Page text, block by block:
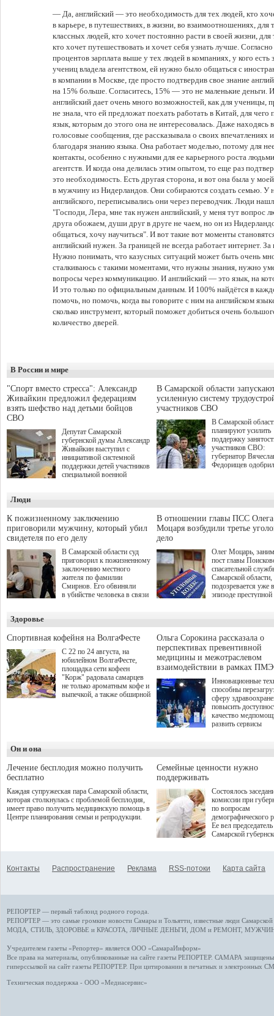
— Да, английский — это необходимость для тех людей, кто
в карьере, в путешествиях, в жизни, во взаимоотношениях, для
классных людей, кто хочет постоянно расти в своей жизни,
кто хочет путешествовать и хочет себя узнать лучше.
процентов зарплата выше у тех людей в компаниях, у кого есть
учениц владела агентством, ей нужно было общаться с
в компании в Москве, где просто подтвердив свое знание
на 15% больше. Согласитесь, 15% — это не маленькие деньги.
английский дает очень много возможностей, как для ученицы,
не знала, что ей предложат поехать работать в Китай, для чего
язык, которым до этого она не интересовалась. Даже находясь
голосовые сообщения, где рассказывала о своих
благодаря знанию языка. Она работает моделью, потому для
контакты, особенно с нужными для ее карьерного роста
агентств. И когда она делилась этим опытом, то еще раз
это необходимость. Есть другая сторона, и вот она была у
в мужчину из Нидерландов. Они собираются создать семью. У
английского, переписывались они через переводчик. Люди
"Господи, Лера, мне так нужен английский, у меня тут вопрос
друга обожаем, души друг в друге не чаем, но он из
общаться, хочу научиться". И вот такие вот моменты
английский нужен. За границей не всегда работает интернет.
Нужно понимать, что казусных ситуаций может быть очень
сталкиваюсь с такими моментами, что нужны знания, нужно
вопросы через коммуникацию. И английский — это язык, на
И это только по официальным данным. И 100% найдётся в
помочь, но помочь, когда вы говорите с ним на английском
сколько инструмент, который поможет добиться очень
количество дверей.
В России и мире
"Спорт вместо стресса": Александр
Живайкин предложил федерациям
взять шефство над детьми бойцов
СВО
Депутат Самарской
губернской думы Александр
Живайкин выступил с
инициативой системной
поддержки детей участников
специальной военной
"Помощь фронту и семьям
участников СВО", которая
прошла в Отрадном 7
августа.
В Самарской области
усиленную систему
участников СВО
В Самарской
планируют усилить
поддержку
участников СВО:
губернатор
Федорищев
на трудоустройство
спокойную
мирной жизни.
Люди
К пожизненному заключению
приговорили мужчину, который убил
свидетеля по его делу
В Самарской области суд
приговорил к пожизненному
заключению местного
жителя по фамилии
Смирнов. Его обвиняли
в убийстве человека в связи
В отношении главы ПСС Олега
Моцаря возбудили третье
дело
Олег Моцарь,
пост главы
спасательной
Самарской области,
подозревается уже
эпизоде преступной
а сам он
Здоровье
Спортивная кофейня на ВолгаФесте
С 22 по 24 августа, на
юбилейном ВолгаФесте,
площадка сети кофеен
"Корж" радовала самарцев
не только ароматным кофе и
выпечкой, а также обширной
Ольга Сорокина рассказала о
перспективах превентивной
медицины и межотраслевом
взаимодействии в рамках
Инновационные
способны
сферу
повысить
качество
развить сервисы
определенными
К ним можно
возникающие при
данными
более динамичного
проникновения
сегмент
отраслевое
рассказала Ольга
ходе сессии
качества жизни" в
ПМЭФ 2025. В
РФ Михаил
представители
Государственной
Он и она
Лечение бесплодия можно получить
бесплатно
Каждая супружеская пара Самарской области,
которая столкнулась с проблемой бесплодия,
имеет право получить медицинскую помощь в
Центре планирования семьи и репродукции.
Семейные ценности нужно
поддерживать
Состоялось
комиссии при
по вопросам
демографического
Ее вел председатель
Самарской
Контакты Распространение Реклама RSS-потоки Карта сайта
РЕПОРТЕР — первый таблоид родного города.
РЕПОРТЕР — это самые громкие новости Самары и Тольятти, известные люди
МОДА, СТИЛЬ ЗДОРОВЬЕ и КРАСОТА ЛИЧНЫЕ ДЕНЬГИ ДОМ и РЕМОНТ,
Учредителем газеты «Репортер» является ООО «СамараИнформ»
Все права на материалы, опубликованные на сайте газеты РЕПОРТЕР. САМАРА защищены.
гиперссылкой на сайт газеты РЕПОРТЕР. При цитировании в печатных и электронных
Техническая поддержка - ООО «Медиасервис»